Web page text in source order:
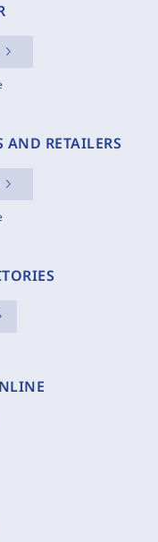
AND RETAILERS